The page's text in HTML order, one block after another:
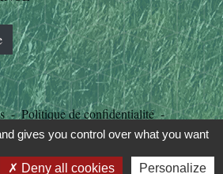
- Politique de confidentialité -
du site - Gestion des cookies
gives you control over what you want
Deny all cookies Personalize